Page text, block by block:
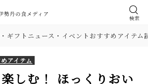
検索
ギフト ニュース・イベントおすすめアイテム
アイテム
しむ！ ほっくりおい